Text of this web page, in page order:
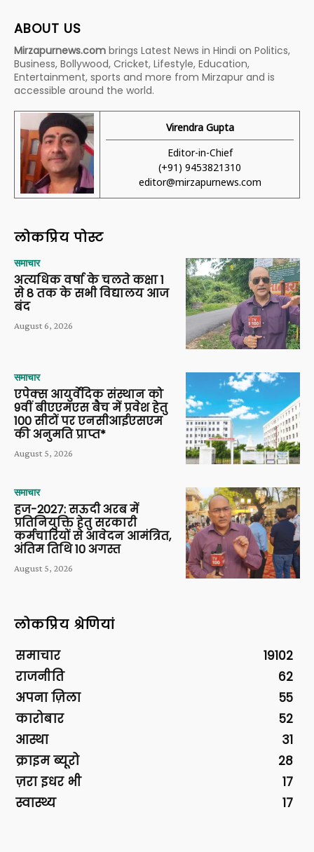
ABOUT US
Mirzapurnews.com brings Latest News in Hindi on Politics,
Business, Bollywood, Cricket, Lifestyle, Education,
Entertainment, sports and more from Mirzapur and is
accessible around the world.
Virendra Gupta
Editor-in-Chief
(+91) 9453821310
editor@mirzapurnews.com
लोकप्रिय पोस्ट
समाचार
अत्यधिक वर्षा के चलते कक्षा 1
से 8 तक के सभी विद्यालय आज
बंद
August 6, 2026
समाचार
एपेक्स आयुर्वेदिक संस्थान को
9वीं बीएएमएस बैच में प्रवेश हेतु
100 सीटों पर एनसीआईएसएम
की अनुमति प्राप्त*
August 5, 2026
समाचार
हज-2027: सऊदी अरब में
प्रतिनियुक्ति हेतु सरकारी
कर्मचारियों से आवेदन आमंत्रित,
अंतिम तिथि 10 अगस्त
August 5, 2026
लोकप्रिय श्रेणियां
समाचार
19102
राजनीति
62
अपना ज़िला
55
कारोबार
52
आस्था
31
क्राइम ब्यूरो
28
ज़रा इधर भी
17
स्वास्थ्य
17